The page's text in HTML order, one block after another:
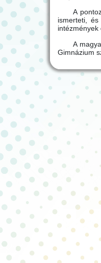
A
ismerteti,
intézmények
A
Gimnázium